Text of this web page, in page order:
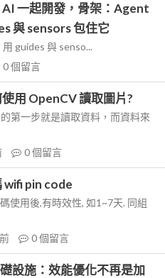
一起開發，骨架：Agent
與 sensors 包住它
guides 與 senso...
0個留言
用 OpenCV 讀取圖片?
第一步就是讀取資料，而資料來
0個留言
wifi pin code
使用後,有時效性, 如1~7天. 同組
0個留言
設施：效能優化不再是加